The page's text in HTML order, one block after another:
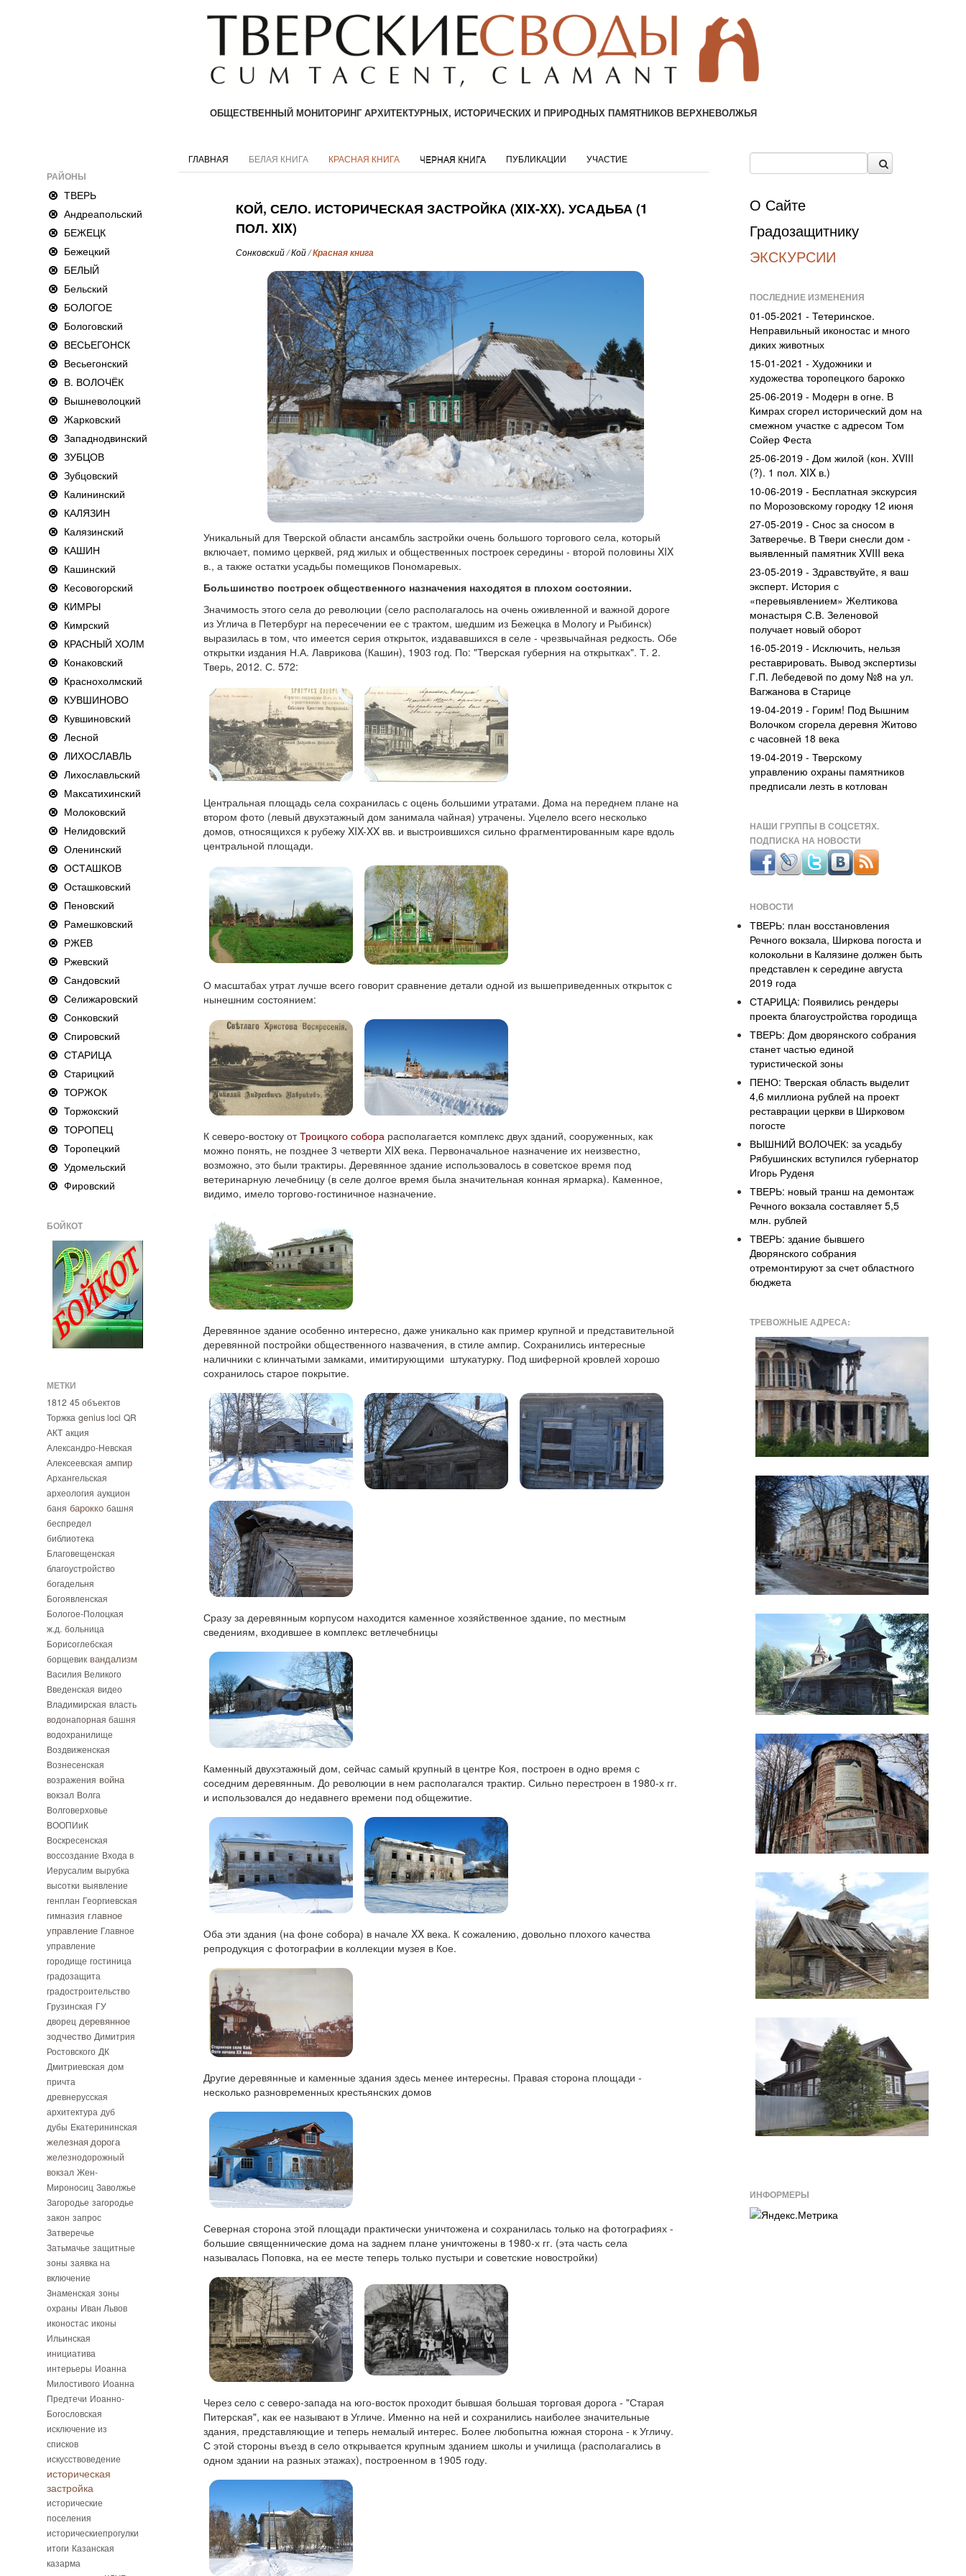
ОБЩЕСТВЕННЫЙ МОНИТОРИНГ АРХИТЕКТУРНЫХ, ИСТОРИЧЕСКИХ И ПРИРОДНЫХ ПАМЯТНИКОВ ВЕРХНЕВОЛЖЬЯ
РАЙОНЫ
ТВЕРЬ
Андреапольский
БЕЖЕЦК
Бежецкий
БЕЛЫЙ
Бельский
БОЛОГОЕ
Бологовский
ВЕСЬЕГОНСК
Весьегонский
В. ВОЛОЧЁК
Вышневолоцкий
Жарковский
Западнодвинский
ЗУБЦОВ
Зубцовский
Калининский
КАЛЯЗИН
Калязинский
КАШИН
Кашинский
Кесовогорский
КИМРЫ
Кимрский
КРАСНЫЙ ХОЛМ
Конаковский
Краснохолмский
КУВШИНОВО
Кувшиновский
Лесной
ЛИХОСЛАВЛЬ
Лихославльский
Максатихинский
Молоковский
Нелидовский
Оленинский
ОСТАШКОВ
Осташковский
Пеновский
Рамешковский
РЖЕВ
Ржевский
Сандовский
Селижаровский
Сонковский
Спировский
СТАРИЦА
Старицкий
ТОРЖОК
Торжокский
ТОРОПЕЦ
Торопецкий
Удомельский
Фировский
БОЙКОТ
МЕТКИ
1812 45 объектов
Торжка genius loci QR
АКТ акция
Александро-Невская
Алексеевская ампир
Архангельская
археология аукцион
баня барокко башня
беспредел
библиотека
Благовещенская
благоустройство
богадельня
Богоявленская
Бологое-Полоцкая
ж.д. больница
Борисоглебская
борщевик вандализм
Василия Великого
Введенская видео
Владимирская власть
водонапорная башня
водохранилище
Воздвиженская
Вознесенская
возражения война
вокзал Волга
Волговерховье
ВООПИиК
Воскресенская
воссоздание Входа в
Иерусалим вырубка
высотки выявление
генплан Георгиевская
гимназия главное
управление Главное
управление
городище гостиница
градозащита
градостроительство
Грузинская ГУ
дворец деревянное
зодчество Димитрия
Ростовского ДК
Дмитриевская дом
причта
древнерусская
архитектура дуб
дубы Екатерининская
железная дорога
железнодорожный
вокзал Жен-
Мироносиц Заволжье
Загородье загородье
закон запрос
Затверечье
Затьмачье защитные
зоны заявка на
включение
Знаменская зоны
охраны Иван Львов
иконостас иконы
Ильинская
инициатива
интерьеры Иоанна
Милостивого Иоанна
Предтечи Иоанно-
Богословская
исключение из
списков
искусствоведение
историческая
застройка
исторические
поселения
историческиепрогулки
итоги Казанская
казарма
ГЛАВНАЯ БЕЛАЯ КНИГА КРАСНАЯ КНИГА ЧЕРНАЯ КНИГА ПУБЛИКАЦИИ УЧАСТИЕ
КОЙ, СЕЛО. ИСТОРИЧЕСКАЯ ЗАСТРОЙКА (XIX-XX). УСАДЬБА (1
ПОЛ. XIX)
Сонковский/Кой/Красная книга
Уникальный для Тверской области ансамбль застройки очень большого торгового села, который
включает, помимо церквей, ряд жилых и общественных построек середины - второй половины XIX
в., а также остатки усадьбы помещиков Пономаревых.
Большинство построек общественного назначения находятся в плохом состоянии.
Значимость этого села до революции (село располагалось на очень оживленной и важной дороге
из Углича в Петербург на пересечении ее с трактом, шедшим из Бежецка в Мологу и Рыбинск)
выразилась в том, что имеется серия открыток, издававшихся в селе - чрезвычайная редкость. Обе
открытки издания Н.А. Лаврикова (Кашин), 1903 год. По: "Тверская губерния на открытках". Т. 2.
Тверь, 2012. С. 572:
Центральная площадь села сохранилась с оцень большими утратами. Дома на переднем плане на
втором фото (левый двухэтажный дом занимала чайная) утрачены. Уцелело всего несколько
домов, относящихся к рубежу XIX-XX вв. и выстроившихся сильно фрагментированным каре вдоль
центральной площади.
О масштабах утрат лучше всего говорит сравнение детали одной из вышеприведенных открыток с
нынешним состоянием:
К северо-востоку отТроицкого собора располагается комплекс двух зданий, сооруженных, как
можно понять, не позднее 3 четверти XIX века. Первоначальное назначение их неизвестно,
возможно, это были трактиры. Деревянное здание использовалось в советское время под
ветеринарную лечебницу (в селе долгое время была значительная конная ярмарка). Каменное,
видимо, имело торгово-гостиничное назначение.
Деревянное здание особенно интересно, даже уникально как пример крупной и представительной
деревянной постройки общественного назвачения, в стиле ампир. Сохранились интересные
наличники с клинчатыми замками, имитирующими штукатурку. Под шиферной кровлей хорошо
сохранилось старое покрытие.
Сразу за деревянным корпусом находится каменное хозяйственное здание, по местным
сведениям, входившее в комплекс ветлечебницы
Каменный двухэтажный дом, сейчас самый крупный в центре Коя, построен в одно время с
соседним деревянным. До революции в нем располагался трактир. Сильно перестроен в 1980-х гг.
и использовался до недавнего времени под общежитие.
Оба эти здания (на фоне собора) в начале XX века. К сожалению, довольно плохого качества
репродукция с фотографии в коллекции музея в Кое.
Другие деревянные и каменные здания здесь менее интересны. Правая сторона площади -
несколько разновременных крестьянских домов
Северная сторона этой площади практически уничтожена и сохранилась только на фотографиях -
большие священнические дома на заднем плане уничтожены в 1980-х гг. (эта часть села
называлась Поповка, на ее месте теперь только пустыри и советские новостройки)
Через село с северо-запада на юго-восток проходит бывшая большая торговая дорога - "Старая
Питерская", как ее называют в Угличе. Именно на ней и сохранились наиболее значительные
здания, представляющие и теперь немалый интерес. Более любопытна южная сторона - к Угличу.
С этой стороны въезд в село открывается крупным зданием школы и училища (располагались в
одном здании на разных этажах), построенном в 1905 году.
О Сайте
Градозащитнику
ЭКСКУРСИИ
ПОСЛЕДНИЕ ИЗМЕНЕНИЯ
01-05-2021 - Тетеринское.
Неправильный иконостас и много
диких животных
15-01-2021 - Художники и
художества торопецкого барокко
25-06-2019 - Модерн в огне. В
Кимрах сгорел исторический дом на
смежном участке с адресом Том
Сойер Феста
25-06-2019 - Дом жилой (кон. XVIII
(?). 1 пол. XIX в.)
10-06-2019 - Бесплатная экскурсия
по Морозовскому городку 12 июня
27-05-2019 - Снос за сносом в
Затверечье. В Твери снесли дом -
выявленный памятник XVIII века
23-05-2019 - Здравствуйте, я ваш
эксперт. История с
«перевыявлением» Желтикова
монастыря С.В. Зеленовой
получает новый оборот
16-05-2019 - Исключить, нельзя
реставрировать. Вывод экспертизы
Г.П. Лебедевой по дому №8 на ул.
Вагжанова в Старице
19-04-2019 - Горим! Под Вышним
Волочком сгорела деревня Житово
с часовней 18 века
19-04-2019 - Тверскому
управлению охраны памятников
предписали лезть в котлован
НАШИ ГРУППЫ В СОЦСЕТЯХ.
ПОДПИСКА НА НОВОСТИ
НОВОСТИ
ТВЕРЬ: план восстановления
Речного вокзала, Ширкова погоста и
колокольни в Калязине должен быть
представлен к середине августа
2019 года
СТАРИЦА: Появились рендеры
проекта благоустройства городища
ТВЕРЬ: Дом дворянского собрания
станет частью единой
туристической зоны
ПЕНО: Тверская область выделит
4,6 миллиона рублей на проект
реставрации церкви в Ширковом
погосте
ВЫШНИЙ ВОЛОЧЕК: за усадьбу
Рябушинских вступился губернатор
Игорь Руденя
ТВЕРЬ: новый транш на демонтаж
Речного вокзала составляет 5,5
млн. рублей
ТВЕРЬ: здание бывшего
Дворянского собрания
отремонтируют за счет областного
бюджета
ТРЕВОЖНЫЕ АДРЕСА:
ИНФОРМЕРЫ